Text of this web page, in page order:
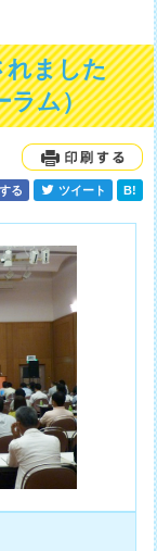
れました
ラム）
る ツイート B!